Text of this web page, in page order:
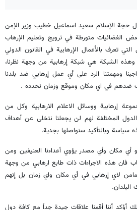
حجة الإسلام سعيد اسماعيل خطيب وزير الإمن
الفضائيات متورطة في ترويج وتعليم الإرهاب
تعرف بالأعمال الإرهابية في القانون الدولي
وهذه الشبكة هي شبكة إرهابية من وجهة نظرنا،
ومهمتنا الرد على أي عمل إرهابي ضد بلدنا
ضدهم في اي مكان وموقع وزمان نحدده .
إرهابية ووسائل الاعلام الارهابية وكل من
المختلفة لهم لن يجعلنا نتخلى عن أهداف
سياسة وبالتأكيد سنواصلها بجدية.
أي مكان وأي مصدر يؤوي أعداءنا العنيفين ومن
فان هذه الاجراءات ذات طابع ارهابي من وجهة
مامن لاي إرهابي في أي مكان واي زمان بل إنهم
البلدان.
أؤكد أننا أقمنا علاقات جيدة جداً مع كافة دول